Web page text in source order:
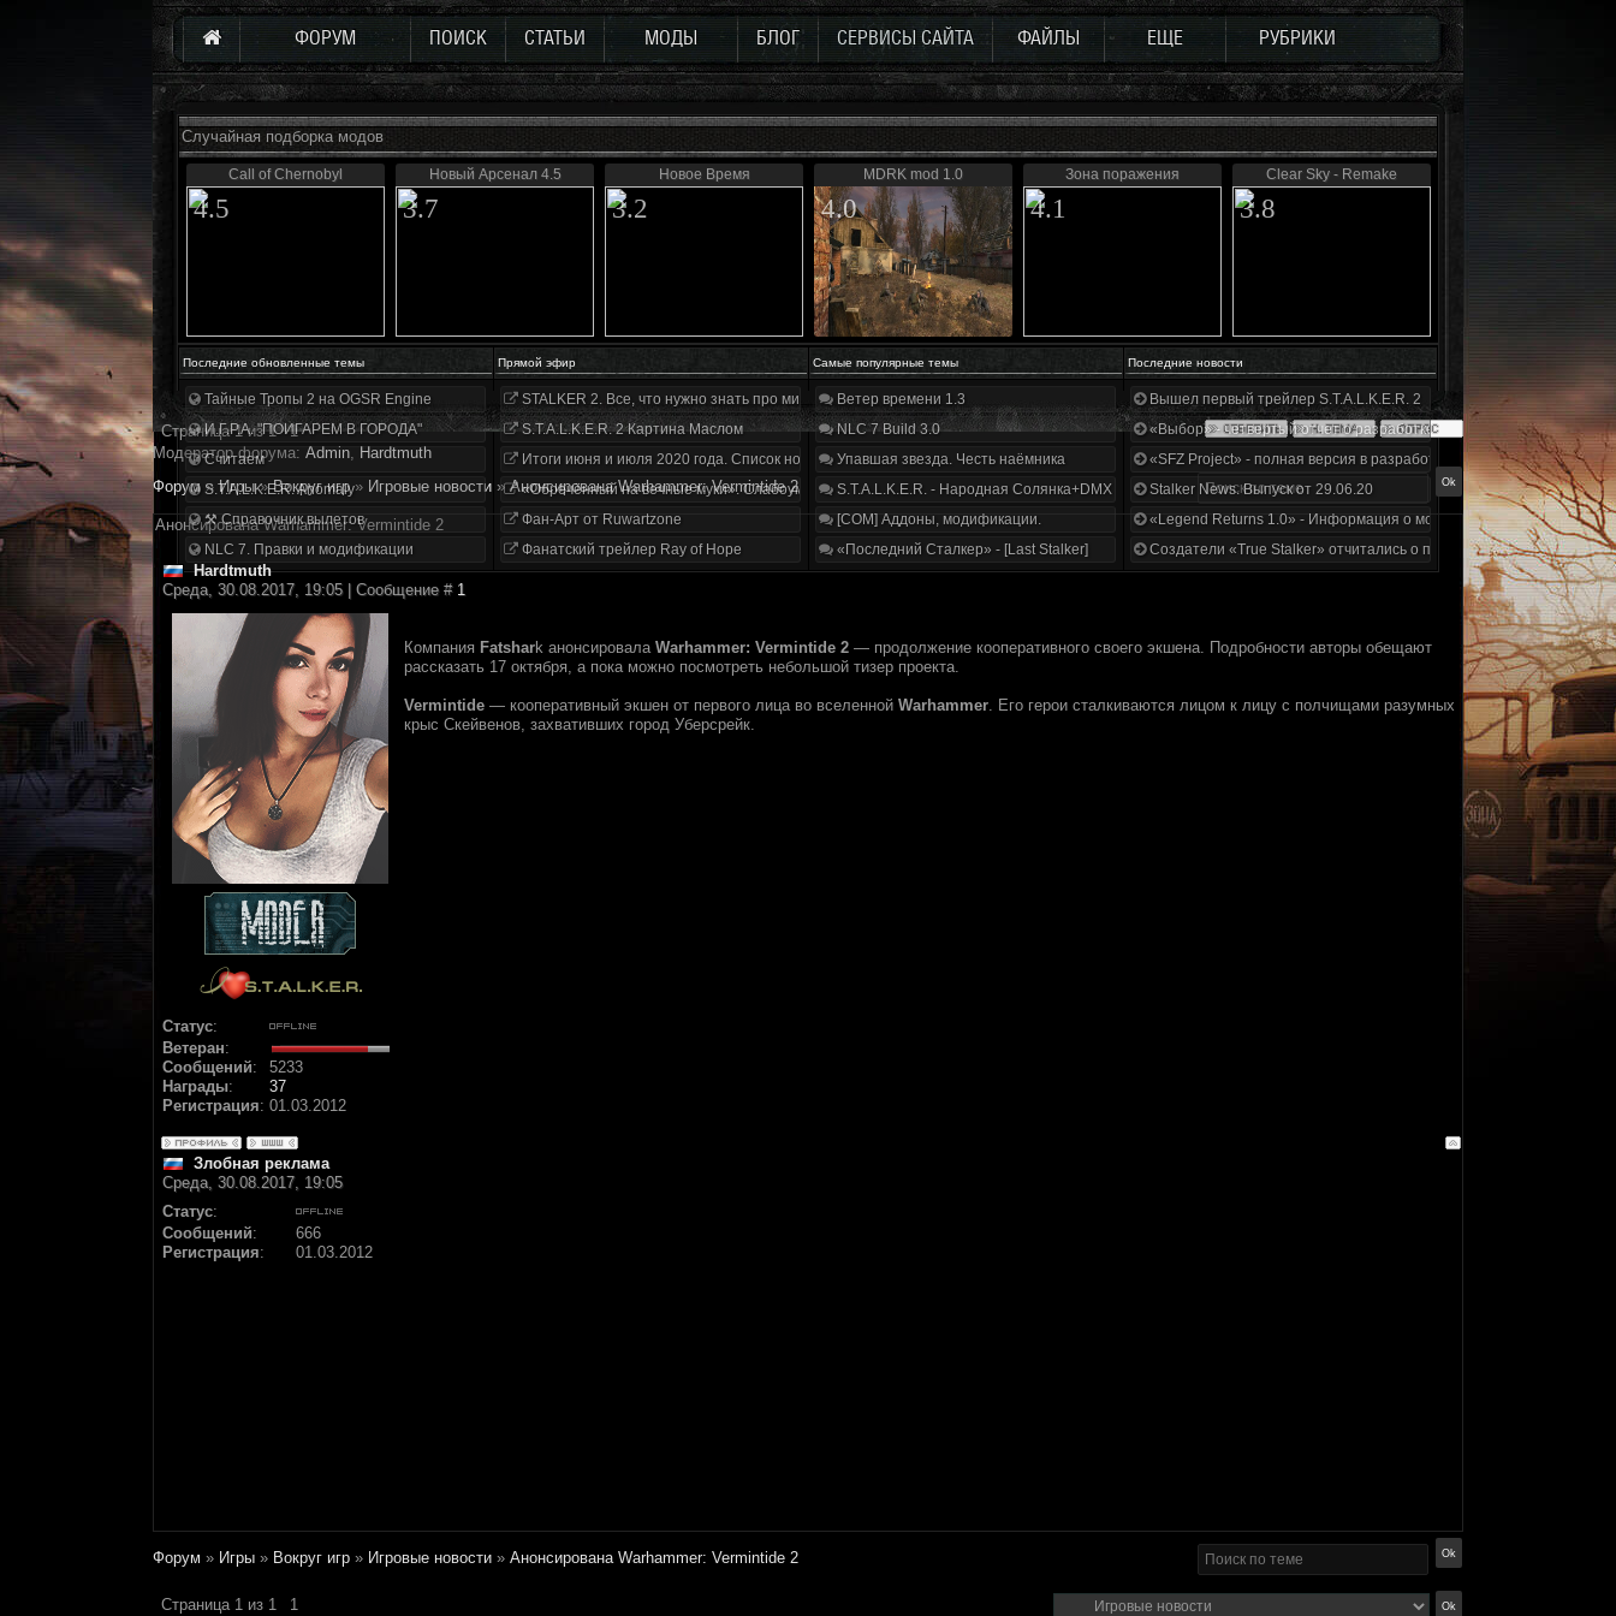
ФОРУМ ПОИСК СТАТЬИ МОДЫ БЛОГ СЕРВИСЫ САЙТА ФАЙЛЫ ЕЩЕ РУБРИКИ
Случайная подборка модов
Call of Chernobyl
4.5
Новый Арсенал 4.5
3.7
Новое Время
3.2
MDRK mod 1.0
4.0
Зона поражения
4.1
Clear Sky - Remake
3.8
Последние обновленные темы Прямой эфир Самые популярные темы Последние новости
Тайные Тропы 2 на OGSR Engine
И.Г.Р.А. "ПОИГАРЕМ В ГОРОДА"
Считаем
S.T.A.L.K.E.R. Anomaly
⚒ Справочник вылетов
NLC 7. Правки и модификации
STALKER 2. Все, что нужно знать про мир, геймплей и сюжет | Разбор трейлера
S.T.A.L.K.E.R. 2 Картина Маслом
Итоги июня и июля 2020 года. Список нововведений
«Обречённый на вечные муки». Слабоумие и отвага
Фан-Арт от Ruwartzone
Фанатский трейлер Ray of Hope
Ветер времени 1.3
NLC 7 Build 3.0
Упавшая звезда. Честь наёмника
S.T.A.L.K.E.R. - Народная Солянка+DMX 1.3.5.ООП.МА.К.
[COM] Аддоны, модификации.
«Последний Сталкер» - [Last Stalker]
Вышел первый трейлер S.T.A.L.K.E.R. 2
«Выбор» - четвертый отчет о разработке!
«SFZ Project» - полная версия в разработке!
Stalker News. Выпуск от 29.06.20
«Legend Returns 1.0» - Информация о моде за июнь 2020
Создатели «True Stalker» отчитались о проделанной работе
Страница1из1
1
Модератор форума: Аdmin, Hardtmuth
Форум » Игры » Вокруг игр » Игровые новости » Анонсирована Warhammer: Vermintide 2
Анонсирована Warhammer: Vermintide 2
Hardtmuth
Среда, 30.08.2017, 19:05 | Сообщение # 1
Статус:
Ветеран:
Сообщений:
5233
Награды:
37
Регистрация: 01.03.2012
Компания Fatshark анонсировала Warhammer: Vermintide 2 — продолжение кооперативного своего экшена. Подробности авторы обещают
рассказать 17 октября, а пока можно посмотреть небольшой тизер проекта.
Vermintide — кооперативный экшен от первого лица во вселенной Warhammer. Его герои сталкиваются лицом к лицу с полчищами разумных
крыс Скейвенов, захвативших город Уберсрейк.
Злобная реклама
Среда, 30.08.2017, 19:05
Статус:
Сообщений:
666
Регистрация: 01.03.2012
Форум » Игры » Вокруг игр » Игровые новости » Анонсирована Warhammer: Vermintide 2
Страница 1 из 1 1